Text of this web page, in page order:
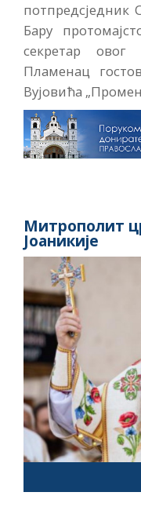
потпредсједник
Бару
секретар овог
Пламенац
Вујовића
Митрополит
Јоаникије